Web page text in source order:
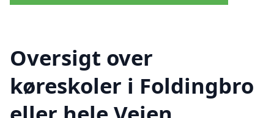
Oversigt over
køreskoler i Foldingbro